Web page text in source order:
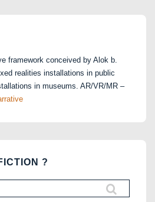
framework conceived by Alok b.
realities installations in public
in museums. AR/VR/MR –
?